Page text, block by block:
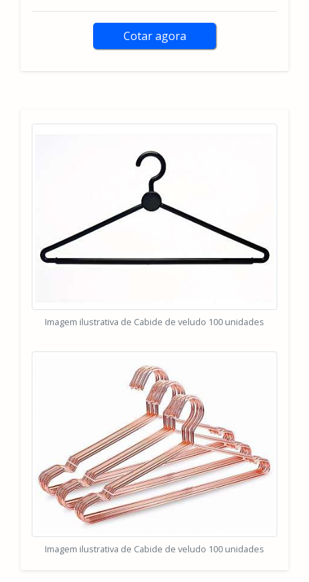
Cotar agora
Imagem ilustrativa de Cabide de veludo 100 unidades
Imagem ilustrativa de Cabide de veludo 100 unidades